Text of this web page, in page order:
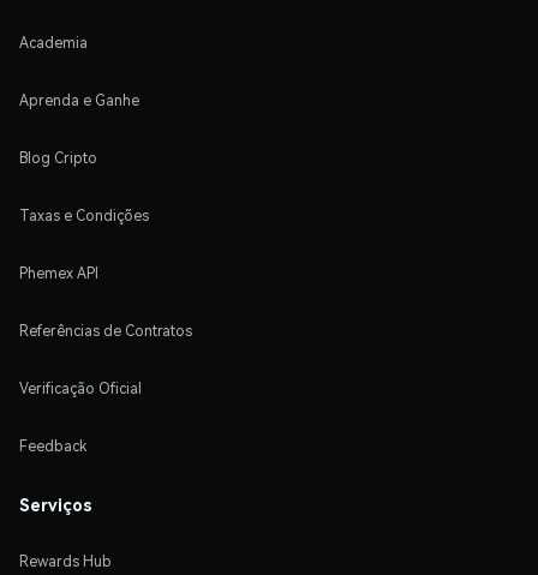
Academia
Aprenda e Ganhe
Blog Cripto
Taxas e Condições
Phemex API
Referências de Contratos
Verificação Oficial
Feedback
Serviços
Rewards Hub